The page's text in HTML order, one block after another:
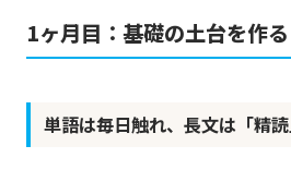
1ヶ月目：基礎の土台を作る
単語は毎日触れ、長文は「精